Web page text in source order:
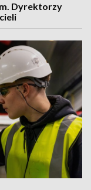
Dyrektorzy